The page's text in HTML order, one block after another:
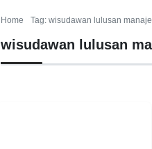
Home Tag: wisudawan lulusan
wisudawan lulusan